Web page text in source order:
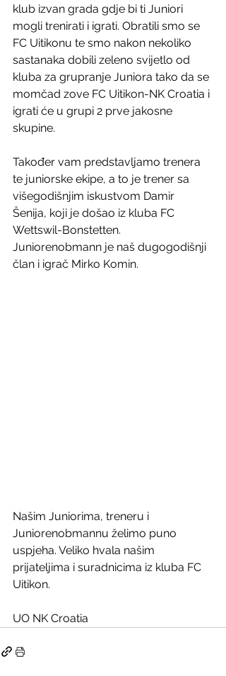
klub izvan grada gdje bi ti Juniori
mogli trenirati i igrati. Obratili smo se
FC Uitikonu te smo nakon nekoliko
sastanaka dobili zeleno svijetlo od
kluba za grupranje Juniora tako da se
momčad zove FC Uitikon-NK Croatia i
igrati će u grupi 2 prve jakosne
skupine.
Također vam predstavljamo trenera
te juniorske ekipe, a to je trener sa
višegodišnjim iskustvom Damir
Šenija, koji je došao iz kluba FC
Wettswil-Bonstetten.
Juniorenobmann je naš dugogodišnji
član i igrač Mirko Komin.
Našim Juniorima, treneru i
Juniorenobmannu želimo puno
uspjeha. Veliko hvala našim
prijateljima i suradnicima iz kluba FC
Uitikon.
UO NK Croatia